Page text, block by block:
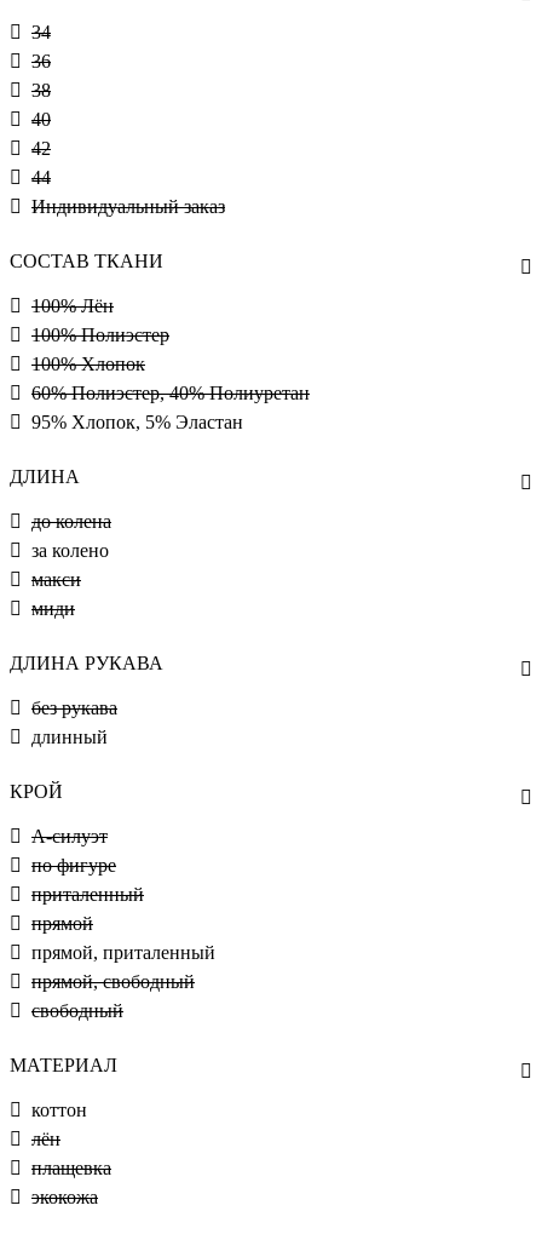
34
36
38
40
42
44
Индивидуальный заказ
СОСТАВ ТКАНИ
100% Лён
100% Полиэстер
100% Хлопок
60% Полиэстер, 40% Полиуретан
95% Хлопок, 5% Эластан
ДЛИНА
до колена
за колено
макси
миди
ДЛИНА РУКАВА
без рукава
длинный
КРОЙ
А-силуэт
по фигуре
приталенный
прямой
прямой, приталенный
прямой, свободный
свободный
МАТЕРИАЛ
коттон
лён
плащевка
экокожа